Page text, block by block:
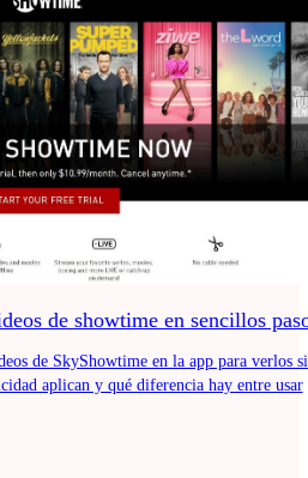
de showtime en sencillos
de SkyShowtime en la app para verlos
aplican y qué diferencia hay entre usar